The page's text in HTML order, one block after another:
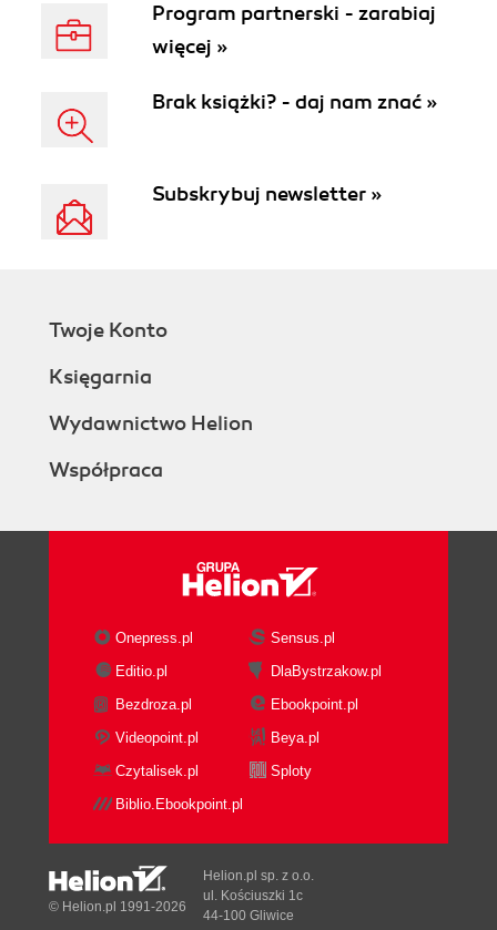
Program partnerski - zarabiaj
więcej »
Brak książki? - daj nam znać »
Subskrybuj newsletter »
Twoje Konto
Księgarnia
Wydawnictwo Helion
Współpraca
Onepress.pl
Sensus.pl
Editio.pl
DlaBystrzakow.pl
Bezdroza.pl
Ebookpoint.pl
Videopoint.pl
Beya.pl
Czytalisek.pl
Sploty
Biblio.Ebookpoint.pl
© Helion.pl 1991-2026
Helion.pl sp. z o.o.
ul. Kościuszki 1c
44-100 Gliwice